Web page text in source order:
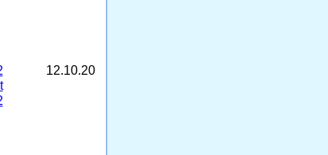
12.10.20